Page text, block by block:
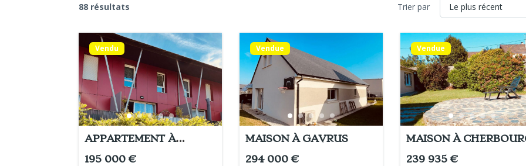
88 résultats Trier par
Vendu
APPARTEMENT À
LOUVIGNY
195 000 €
Vendue
MAISON À GAVRUS
294 000 €
Vendue
MAISON À
239 935 €